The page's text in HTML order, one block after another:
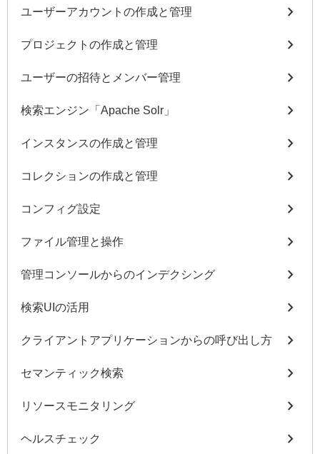
ユーザーアカウントの作成と管理 chevron_right
プロジェクトの作成と管理 chevron_right
ユーザーの招待とメンバー管理 chevron_right
検索エンジン「Apache Solr」 chevron_right
インスタンスの作成と管理 chevron_right
コレクションの作成と管理 chevron_right
コンフィグ設定 chevron_right
ファイル管理と操作 chevron_right
管理コンソールからのインデクシング chevron_right
検索UIの活用 chevron_right
クライアントアプリケーションからの呼び出し方 chevron_right
セマンティック検索 chevron_right
リソースモニタリング chevron_right
ヘルスチェック chevron_right